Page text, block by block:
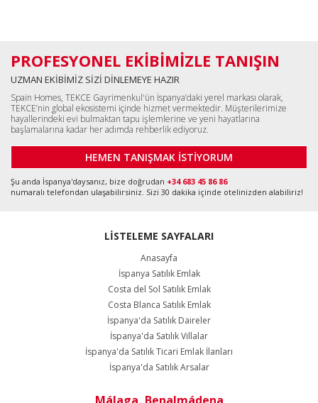
PROFESYONEL EKİBİMİZLE TANIŞIN
UZMAN EKİBİMİZ SİZİ DİNLEMEYE HAZIR
Spain Homes, TEKCE Gayrimenkul'ün İspanya’daki yerel markası olarak,
TEKCE’nin global ekosistemi içinde hizmet vermektedir. Müşterilerimize
hayallerindeki evi bulmaktan tapu işlemlerine ve yeni hayatlarına
başlamalarına kadar her adımda rehberlik ediyoruz.
HEMEN TANIŞMAK İSTİYORUM
Şu anda İspanya'daysanız, bize doğrudan +34 683 45 86 86
numaralı telefondan ulaşabilirsiniz. Sizi 30 dakika içinde otelinizden alabiliriz!
LİSTELEME SAYFALARI
Anasayfa
İspanya Satılık Emlak
Costa del Sol Satılık Emlak
Costa Blanca Satılık Emlak
İspanya'da Satılık Daireler
İspanya'da Satılık Villalar
İspanya'da Satılık Ticari Emlak İlanları
İspanya'da Satılık Arsalar